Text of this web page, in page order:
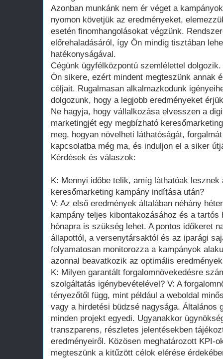
Azonban munkánk nem ér véget a
nyomon követjük az eredményeket,
esetén finomhangolásokat végzünk.
előrehaladásáról, így Ön mindig tisztában
hatékonyságával.
Cégünk ügyfélközpontú szemlélettel
Ön sikere, ezért mindent megteszünk annak
céljait. Rugalmasan alkalmazkodunk
dolgozunk, hogy a legjobb eredményeket
Ne hagyja, hogy vállalkozása elvesszen a
marketingjét egy megbízható
meg, hogyan növelheti láthatóságát,
kapcsolatba még ma, és induljon el a siker
Kérdések és válaszok:
K: Mennyi időbe telik, amíg láthatóak lesznek
keresőmarketing kampány indítása után?
V: Az első eredmények általában néhány
kampány teljes kibontakozásához és a tartós
hónapra is szükség lehet. A pontos időkeret
állapottól, a versenytársaktól és az iparági
folyamatosan monitorozza a kampányok
azonnal beavatkozik az optimális
K: Milyen garantált forgalomnövekedésre
szolgáltatás igénybevételével? V: A
tényezőtől függ, mint például a weboldal
vagy a hirdetési büdzsé nagysága. Általános
minden projekt egyedi. Ugyanakkor
transzparens, részletes jelentésekben
eredményeiről. Közösen meghatározott KPI-
megteszünk a kitűzött célok elérése